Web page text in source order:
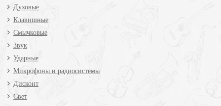
Духовые
Клавишные
Смычковые
Звук
Ударные
Микрофоны и радиосистемы
Дисконт
Свет